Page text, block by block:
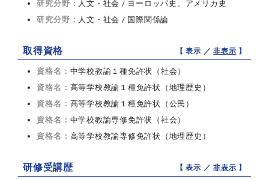
研究分野： 人文・社会 / ヨーロッパ史、アメリカ史
研究分野： 人文・社会 / 国際関係論
取得資格 【 表示 ／非表示 】
資格名： 中学校教諭１種免許状（社会）
資格名： 高等学校教諭１種免許状（地理歴史）
資格名： 高等学校教諭１種免許状（公民）
資格名： 中学校教諭専修免許状（社会）
資格名： 高等学校教諭専修免許状（地理歴史）
研修受講歴 【 表示 ／非表示 】